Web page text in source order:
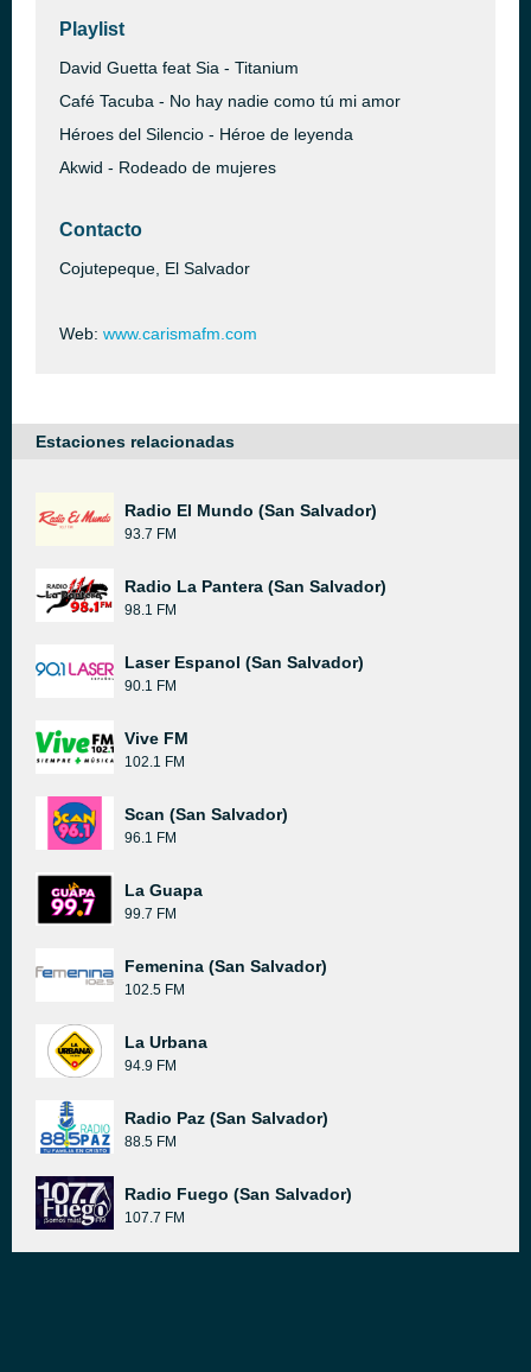
Playlist
David Guetta feat Sia - Titanium
Café Tacuba - No hay nadie como tú mi amor
Héroes del Silencio - Héroe de leyenda
Akwid - Rodeado de mujeres
Contacto
Cojutepeque, El Salvador
Web: www.carismafm.com
Estaciones relacionadas
Radio El Mundo (San Salvador)
93.7 FM
Radio La Pantera (San Salvador)
98.1 FM
Laser Espanol (San Salvador)
90.1 FM
Vive FM
102.1 FM
Scan (San Salvador)
96.1 FM
La Guapa
99.7 FM
Femenina (San Salvador)
102.5 FM
La Urbana
94.9 FM
Radio Paz (San Salvador)
88.5 FM
Radio Fuego (San Salvador)
107.7 FM